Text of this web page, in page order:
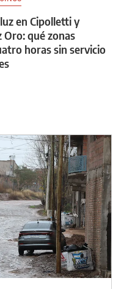
en Cipolletti y
Oro: qué zonas
horas sin servicio